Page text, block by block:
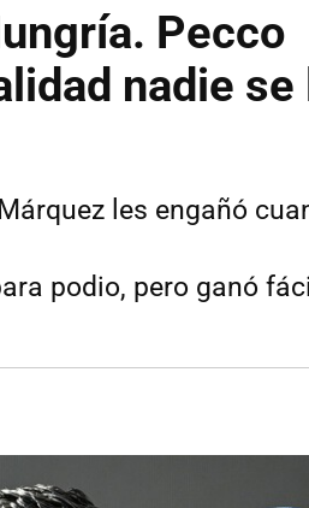
Pecco
nadie se
les engañó
podio, pero ganó